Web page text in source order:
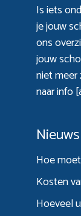
Is iets
je jouw
ons
jouw
niet meer
naar info
Hoe
Kosten
Hoeveel